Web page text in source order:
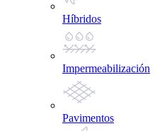
Híbridos
Impermeabilización
Pavimentos